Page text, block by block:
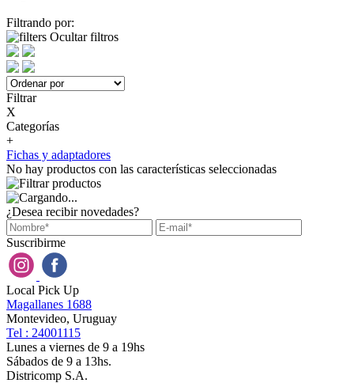
Filtrando por:
Ocultar filtros
Filtrar
X
Categorías
+
Fichas y adaptadores
No hay productos con las características seleccionadas
¿Desea recibir novedades?
Suscribirme
Local Pick Up
Magallanes 1688
Montevideo, Uruguay
Tel : 24001115
Lunes a viernes de 9 a 19hs
Sábados de 9 a 13hs.
Districomp S.A.